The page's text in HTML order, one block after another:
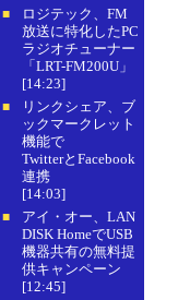
■
ロジテック、FM
放送に特化したPC
ラジオチューナー
「LRT-FM200U」
[14:23]
■
リンクシェア、ブ
ックマークレット
機能で
TwitterとFacebook
連携
[14:03]
■
アイ・オー、LAN
DISK HomeでUSB
機器共有の無料提
供キャンペーン
[12:45]